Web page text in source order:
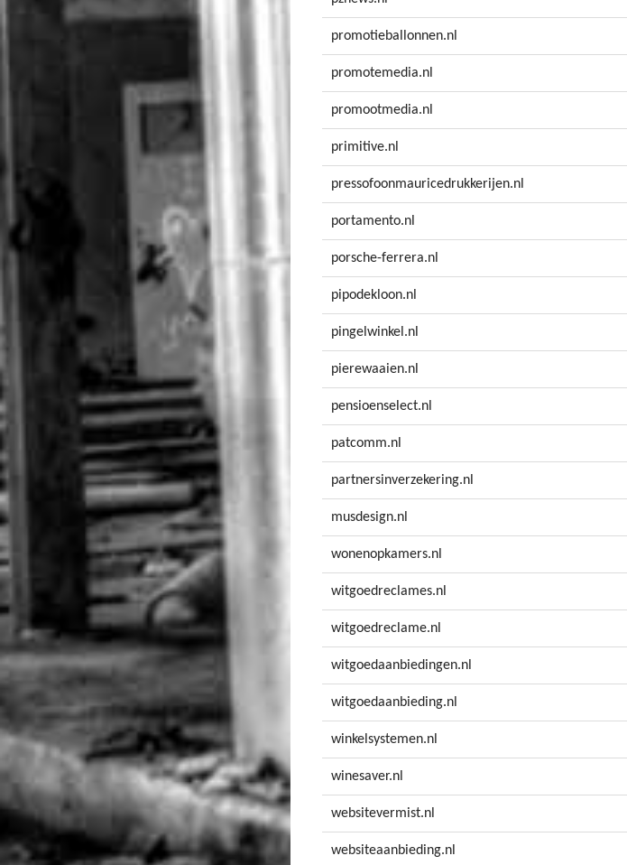
promotieballonnen.nl
promotemedia.nl
promootmedia.nl
primitive.nl
pressofoonmauricedrukkerijen.nl
portamento.nl
porsche-ferrera.nl
pipodekloon.nl
pingelwinkel.nl
pierewaaien.nl
pensioenselect.nl
patcomm.nl
partnersinverzekering.nl
musdesign.nl
wonenopkamers.nl
witgoedreclames.nl
witgoedreclame.nl
witgoedaanbiedingen.nl
witgoedaanbieding.nl
winkelsystemen.nl
winesaver.nl
websitevermist.nl
websiteaanbieding.nl